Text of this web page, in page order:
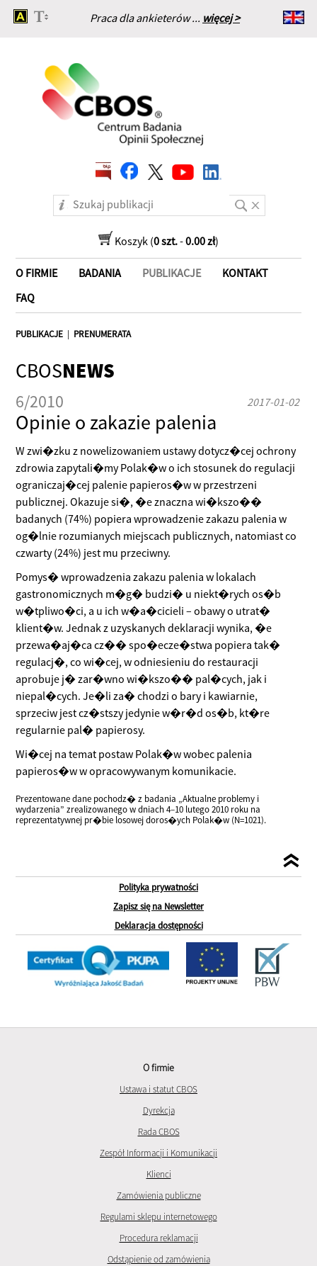
Praca dla ankieterów ... więcej >
Strona główna
Koszyk (0 szt.-0.00 zł)
O FIRMIE BADANIA PUBLIKACJE
KONTAKT
FAQ
PUBLIKACJE | PRENUMERATA
CBOSNEWS
6/2010 2017-01-02
Opinie o zakazie palenia
W zwi�zku z nowelizowaniem ustawy dotycz�cej ochrony
zdrowia zapytali�my Polak�w o ich stosunek do regulacji
ograniczaj�cej palenie papieros�w w przestrzeni
publicznej. Okazuje si�, �e znaczna wi�kszo��
badanych (74%) popiera wprowadzenie zakazu palenia w
og�lnie rozumianych miejscach publicznych, natomiast co
czwarty (24%) jest mu przeciwny.
Pomys� wprowadzenia zakazu palenia w lokalach
gastronomicznych m�g� budzi� u niekt�rych os�b
w�tpliwo�ci, a u ich w�a�cicieli – obawy o utrat�
klient�w. Jednak z uzyskanych deklaracji wynika, �e
przewa�aj�ca cz�� spo�ecze�stwa popiera tak�
regulacj�, co wi�cej, w odniesieniu do restauracji
aprobuje j� zar�wno wi�kszo�� pal�cych, jak i
niepal�cych. Je�li za� chodzi o bary i kawiarnie,
sprzeciw jest cz�stszy jedynie w�r�d os�b, kt�re
regularnie pal� papierosy.
Wi�cej na temat postaw Polak�w wobec palenia
papieros�w w opracowywanym komunikacie.
Prezentowane dane pochodz� z badania „Aktualne problemy i
wydarzenia” zrealizowanego w dniach 4–10 lutego 2010 roku na
reprezentatywnej pr�bie losowej doros�ych Polak�w (N=1021).
Polityka prywatności
Zapisz się na Newsletter
Deklaracja dostępności
O firmie
Ustawa i statut CBOS
Dyrekcja
Rada CBOS
Zespół Informacji i Komunikacji
Klienci
Zamówienia publiczne
Regulami sklepu internetowego
Procedura reklamacji
Odstąpienie od zamówienia